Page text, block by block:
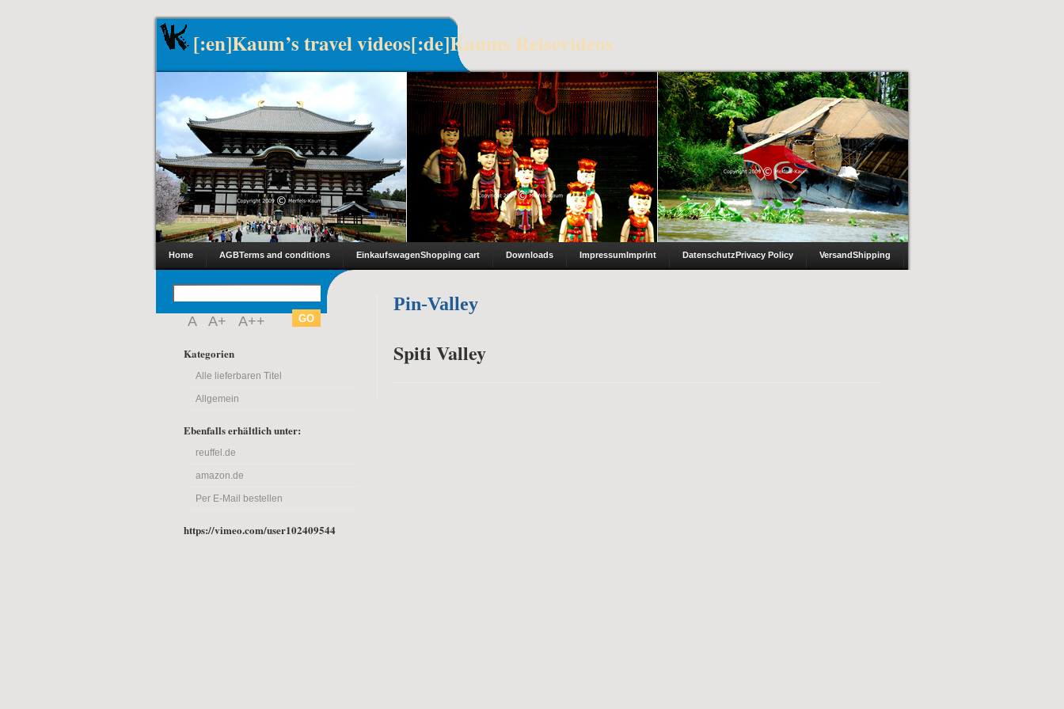
[:en]Kaum’s travel videos[:de]Kaums Reisevideos
Home AGBTerms and conditions EinkaufswagenShopping cart Downloads ImpressumImprint DatenschutzPrivacy Policy VersandShipping
A A+ A++
Kategorien
Alle lieferbaren Titel
Allgemein
Ebenfalls erhältlich unter:
reuffel.de
amazon.de
Per E-Mail bestellen
https://vimeo.com/user102409544
Pin-Valley
Spiti Valley